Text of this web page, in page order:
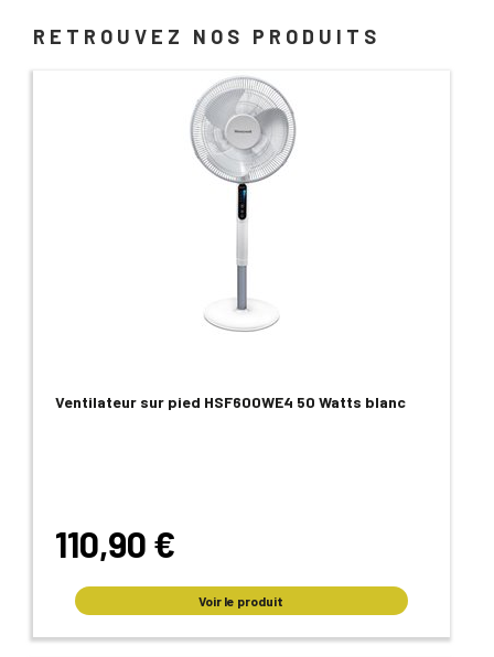
RETROUVEZ NOS PRODUITS
Ventilateur sur pied HSF600WE4 50 Watts blanc
110,90 €
Voir le produit